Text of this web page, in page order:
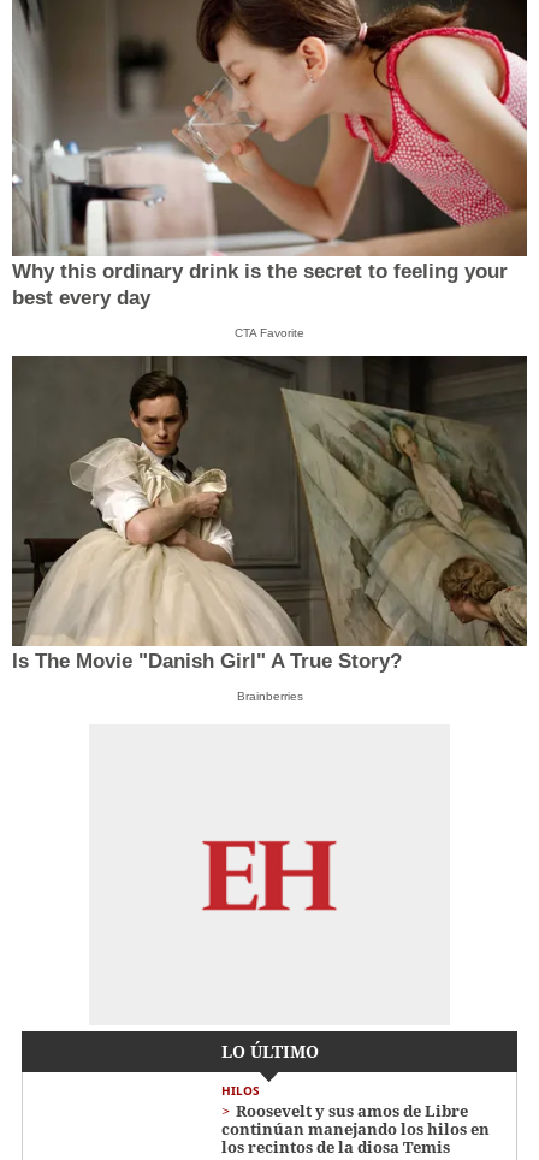
Why this ordinary drink is the secret to feeling your
best every day
CTA Favorite
Is The Movie "Danish Girl" A True Story?
Brainberries
LO ÚLTIMO
HILOS
Roosevelt y sus amos de Libre
continúan manejando los hilos en
los recintos de la diosa Temis